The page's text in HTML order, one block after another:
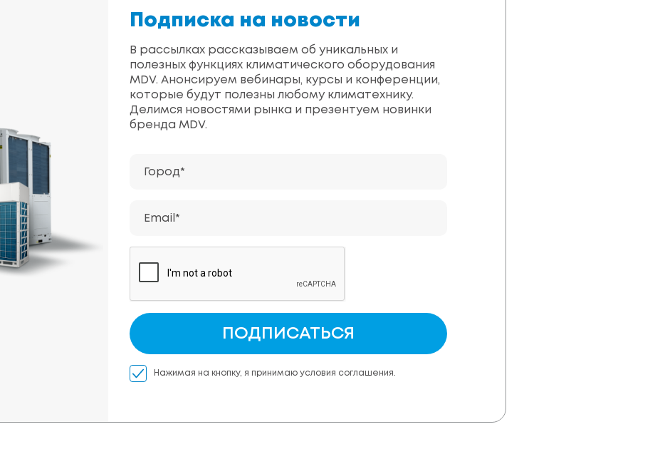
Подписка на новости
В рассылках рассказываем об уникальных и
полезных функциях климатического оборудования
MDV. Анонсируем вебинары, курсы и конференции,
которые будут полезны любому климатехнику.
Делимся новостями рынка и презентуем новинки
бренда MDV.
Город*
Email*
ПОДПИСАТЬСЯ
Нажимая на кнопку, я принимаю условия соглашения.